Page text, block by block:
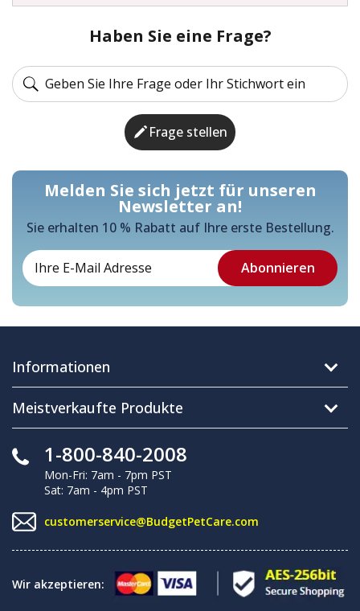
Haben Sie eine Frage?
Frage stellen
Melden Sie sich jetzt für unseren
Newsletter an!
Sie erhalten 10 % Rabatt auf Ihre erste Bestellung.
Informationen
Meistverkaufte Produkte
1-800-840-2008
Mon-Fri: 7am - 7pm PST
Sat: 7am - 4pm PST
customerservice@BudgetPetCare.com
Wir akzeptieren: